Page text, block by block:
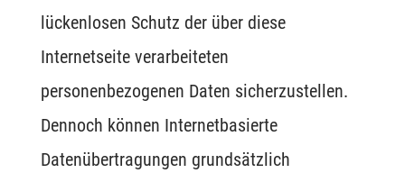
lückenlosen Schutz der über diese
Internetseite verarbeiteten
personenbezogenen Daten sicherzustellen.
Dennoch können Internetbasierte
Datenübertragungen grundsätzlich